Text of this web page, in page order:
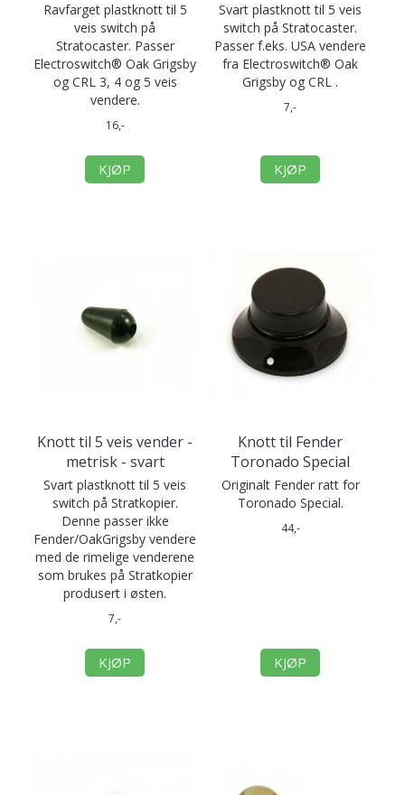
Ravfarget plastknott til 5
veis switch på
Stratocaster. Passer
Electroswitch® Oak Grigsby
og CRL 3, 4 og 5 veis
vendere.
16,-
KJØP
Svart plastknott til 5 veis
switch på Stratocaster.
Passer f.eks. USA vendere
fra Electroswitch® Oak
Grigsby og CRL .
7,-
KJØP
Knott til 5 veis vender -
metrisk - svart
Svart plastknott til 5 veis
switch på Stratkopier.
Denne passer ikke
Fender/OakGrigsby vendere
med de rimelige venderene
som brukes på Stratkopier
produsert i østen.
7,-
KJØP
Knott til Fender
Toronado Special
Originalt Fender ratt for
Toronado Special.
44,-
KJØP